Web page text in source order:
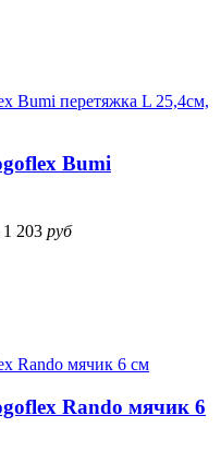
Bumi
1 203 руб
Rando мячик 6